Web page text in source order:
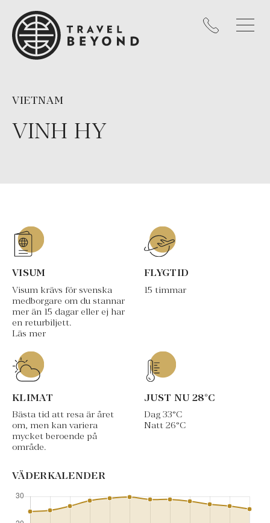
VINH HY
VIETNAM
VISUM
Visum krävs för svenska
medborgare om du stannar
mer än 15 dagar eller ej har
en returbiljett.
Läs mer
FLYGTID
15 timmar
KLIMAT
Bästa tid att resa är året
om, men kan variera
mycket beroende på
område.
JUST NU 28°C
Dag 33°C
Natt 26°C
VÄDERKALENDER